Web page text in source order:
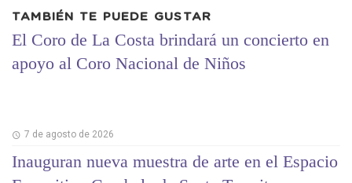
TAMBIÉN TE PUEDE GUSTAR
El Coro de La Costa brindará un concierto en
apoyo al Coro Nacional de Niños
7 de agosto de 2026
Inauguran nueva muestra de arte en el Espacio